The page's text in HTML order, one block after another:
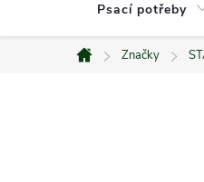
Psací potřeby
Domů
Značky